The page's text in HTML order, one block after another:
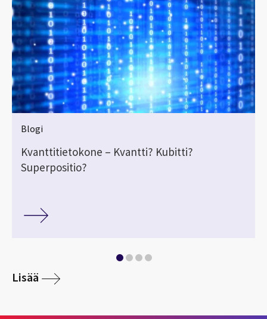
Blogi
Kvanttitietokone – Kvantti? Kubitti?
Superpositio?
Lisää